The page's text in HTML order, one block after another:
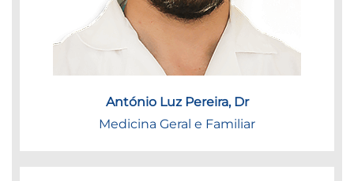
António Luz Pereira, Dr
Medicina Geral e Familiar